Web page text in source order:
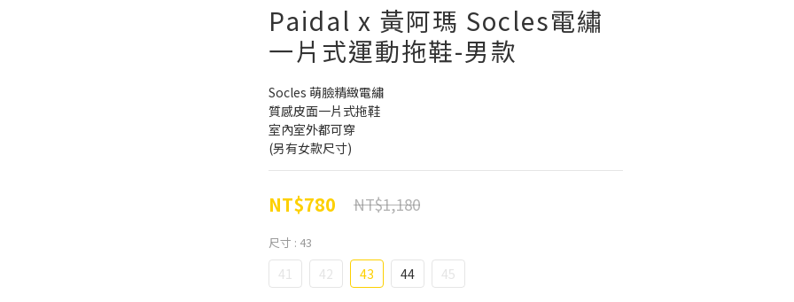
Paidal x 黃阿瑪 Socles電繡
一片式運動拖鞋-男款
Socles 萌臉精緻電繡
質感皮面一片式拖鞋
室內室外都可穿
(另有女款尺寸)
NT$780 NT$1,180
尺寸 : 43
41 42 43 44 45